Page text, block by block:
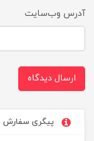
آدرس وب‌سایت
ارسال دیدگاه
پیگری سفارش